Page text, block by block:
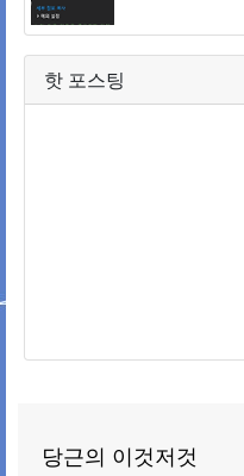
핫 포스팅
당근의 이것저것